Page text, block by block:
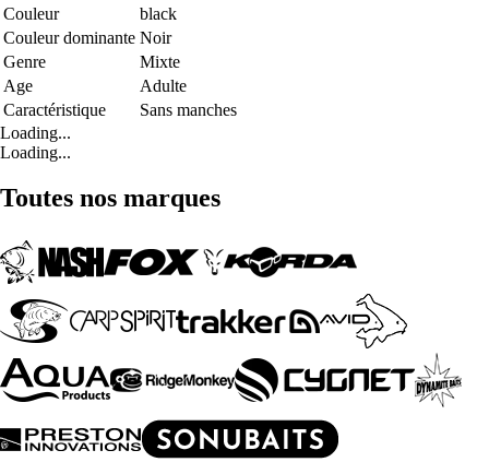
Couleur
black
Couleur dominante Noir
Genre
Mixte
Age
Adulte
Caractéristique
Sans manches
Loading...
Loading...
Toutes nos marques